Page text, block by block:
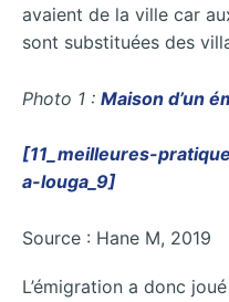
avaient de la ville car
sont substituées des
Photo 1 : Maison d’un
[11_meilleures-
a-louga_9]
Source : Hane M, 2019
L’émigration a donc